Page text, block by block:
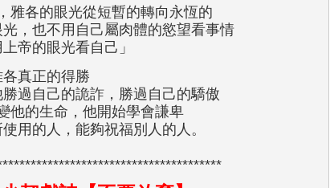
雅各的眼光從短暫的轉向永恆的
，也不用自己屬肉體的慾望看事情
帝的眼光看自己」
各真正的得勝
過自己的詭詐，勝過自己的驕傲
他的生命，他開始學會謙卑
用的人，能夠祝福別人的人。